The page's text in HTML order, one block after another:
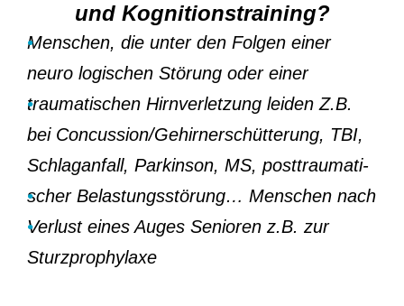
und Kognitionstraining?
•
Menschen, die unter den Folgen einer
neuro logischen Störung oder einer
traumatischen Hirnverletzung leiden
•
Z.B.
bei Concussion/Gehirnerschütterung, TBI,
Schlaganfall, Parkinson, MS, posttraumati-
scher Belastungsstörung…
•
Menschen nach
Verlust eines Auges
•
Senioren z.B. zur
Sturzprophylaxe